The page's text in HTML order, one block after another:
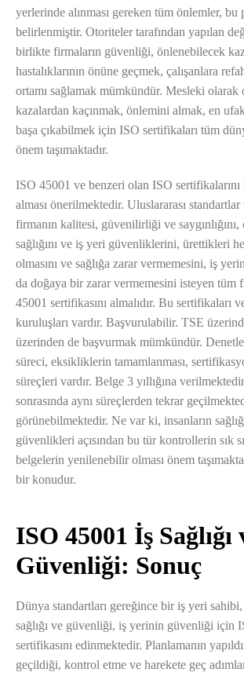
yerlerinde alınması gereken tüm önlemler, bu
belirlenmiştir. Otoriteler tarafından yapılan
birlikte firmaların güvenliği, önlenebilecek
hastalıklarının önüne geçmek, çalışanlara
ortamı sağlamak mümkündür. Mesleki olarak
kazalardan kaçınmak, önlemini almak, en
başa çıkabilmek için ISO sertifikaları tüm
önem taşımaktadır.
ISO 45001 ve benzeri olan ISO sertifikalarını
alması önerilmektedir. Uluslararası
firmanın kalitesi, güvenilirliği ve saygınlığını,
sağlığını ve iş yeri güvenliklerini, ürettikleri
olmasını ve sağlığa zarar vermemesini, iş
da doğaya bir zarar vermemesini isteyen tüm
45001 sertifikasını almalıdır. Bu sertifikaları
kuruluşları vardır. Başvurulabilir. TSE
üzerinden de başvurmak mümkündür.
süreci, eksikliklerin tamamlanması,
süreçleri vardır. Belge 3 yıllığına
sonrasında aynı süreçlerden tekrar
görünebilmektedir. Ne var ki, insanların
güvenlikleri açısından bu tür kontrollerin sık
belgelerin yenilenebilir olması önem
bir konudur.
ISO 45001 İş Sağlığı
Güvenliği: Sonuç
Dünya standartları gereğince bir iş yeri sahibi,
sağlığı ve güvenliği, iş yerinin güvenliği için
sertifikasını edinmektedir. Planlamanın
geçildiği, kontrol etme ve harekete geç